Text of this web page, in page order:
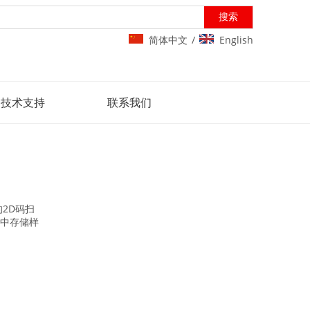
搜索
简体中文 / English
技术支持 联系我们
码扫
存储样